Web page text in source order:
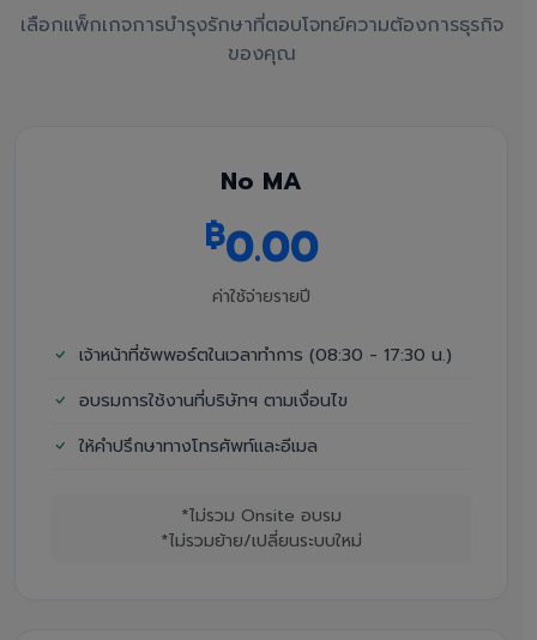
เลือกแพ็กเกจการบำรุงรักษาที่ตอบโจทย์ความต้องการธุรกิจ
ของคุณ
No MA
฿0.00
ค่าใช้จ่ายรายปี
เจ้าหน้าที่ซัพพอร์ตในเวลาทำการ (08:30 - 17:30 น.)
อบรมการใช้งานที่บริษัทฯ ตามเงื่อนไข
ให้คำปรึกษาทางโทรศัพท์และอีเมล
*ไม่รวม Onsite อบรม
*ไม่รวมย้าย/เปลี่ยนระบบใหม่